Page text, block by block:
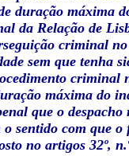
duração máxima
da Relação de
criminal
sem que tenha
criminal
máxima do
que o
sentido com que
no artigos 32º,